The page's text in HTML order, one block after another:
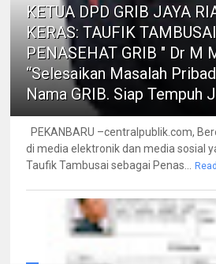
KETUA DPD GRIB JAYA
KERAS: TAUFIK
PENASEHAT GRIB " Dr M
“Selesaikan Masalah
Nama GRIB. Siap Tempuh
PEKANBARU –centralpublik.com,
di media elektronik dan media sosial
Taufik Tambusai sebagai Penas...